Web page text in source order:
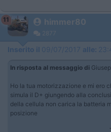
11 himmer80
2877
Inserito il 09/07/2017 alle:
In risposta al messaggio di
Ho la tua motorizzazione e mi ero
simula il D+ giungendo alla
della cellula non carica la batteria
posizione